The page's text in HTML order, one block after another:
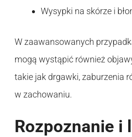
Wysypki na skórze i
W zaawansowanych
mogą wystąpić również
takie jak drgawki, zaburzenia
w zachowaniu.
Rozpoznanie i